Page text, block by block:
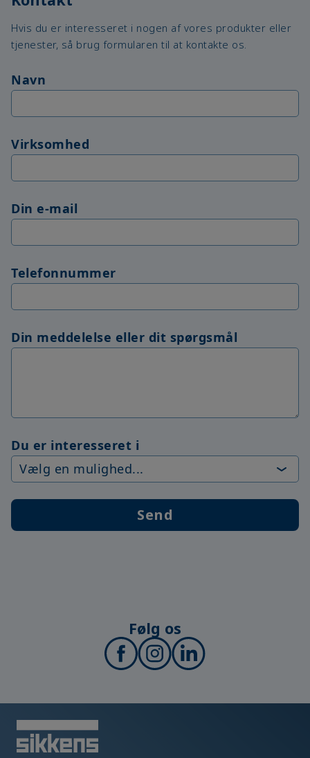
Hvis du er interesseret i nogen af vores produkter eller
tjenester, så brug formularen til at kontakte os.
Navn
Virksomhed
Din e-mail
Telefonnummer
Din meddelelse eller dit spørgsmål
Du er interesseret i
Send
Følg os